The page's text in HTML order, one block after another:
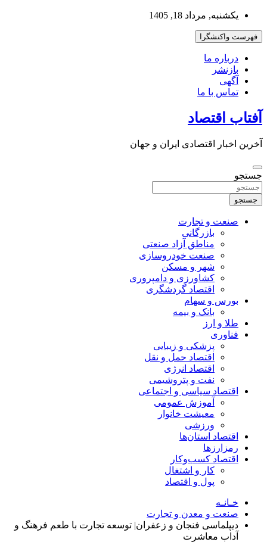
بروید
یکشنبه, مرداد 18, 1405
فهرست واکنشگرا
درباره ما
بازنشر
آگهی
تماس با ما
آفتاب اقتصاد
آخرین اخبار اقتصادی ایران و جهان
جستجو
جستجو
صنعت و تجارت
بازرگانی
مناطق آزاد صنعتی
صنعت خودروسازی
شهر و مسکن
کشاورزی و دامپروری
اقتصاد گردشگری
بورس و سهام
بانک و بیمه
طلا و ارز
فناوری
پزشکی و زیبایی
اقتصاد حمل و نقل
اقتصاد انرژی
نفت و پتروشیمی
اقتصاد سیاسی و اجتماعی
آموزش عمومی
معیشت خانوار
ورزشی
اقتصاد استان‌ها
رمزارزها
اقتصاد کسب‌و‌کار
کار و اشتغال
پول و اقتصاد
خـانـه
صنعت و معدن و تجارت
دیپلماسی فنجان و زعفران| توسعه تجارت با طعم فرهنگ و
آداب معاشرت